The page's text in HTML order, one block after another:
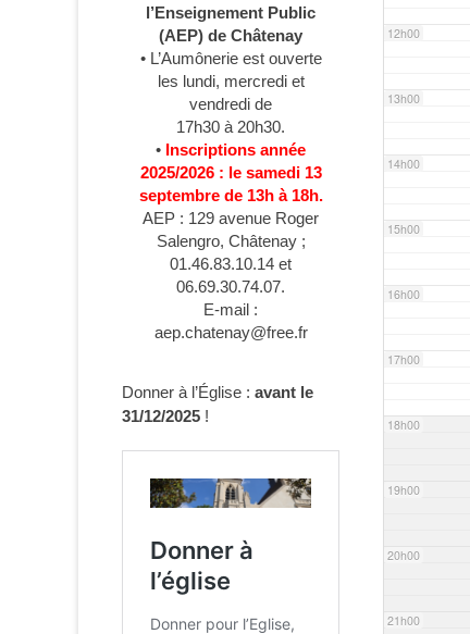
12h00
13h00
14h00
15h00
16h00
17h00
18h00
19h00
20h00
21h00
l’Enseignement Public
(AEP) de Châtenay
• L’Aumônerie est ouverte
les lundi, mercredi et
vendredi de
17h30 à 20h30.
• Inscriptions année
2025/2026 : le samedi 13
septembre de 13h à 18h.
AEP : 129 avenue Roger
Salengro, Châtenay ;
01.46.83.10.14 et
06.69.30.74.07.
E-mail :
aep.chatenay@free.fr
Donner à l’Église : avant le
31/12/2025 !